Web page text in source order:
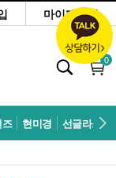
마이페이지
0
현미경 선글라스